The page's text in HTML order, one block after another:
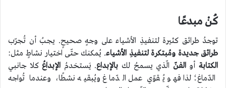
كُنْ مبدعًا
توجدُ طرائق كثيرة لتنفيذِ الأشياء على وجهٍ صحيحٍ. يجبُ أن تُجرّب
طرائق جديدة ومُبتكرة لتنفيذِ الأشياء. يُمكنك حتّى اختيار نشاطٍ مثل:
الكتابةأوالفنّ الّذي يسمحُ لك بالإبداع. يَستخدمُ الإبداعُكلا جانبي
الدّماغ؛ لذا فهو يُقوّي عمل الدّماغ ويُبقيه نشطًا، وعندما تُواجه